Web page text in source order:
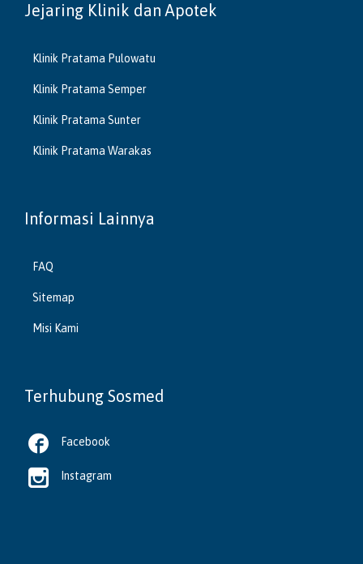
Jejaring Klinik dan Apotek
Klinik Pratama Pulowatu
Klinik Pratama Semper
Klinik Pratama Sunter
Klinik Pratama Warakas
Informasi Lainnya
FAQ
Sitemap
Misi Kami
Terhubung Sosmed
 Facebook
 Instagram